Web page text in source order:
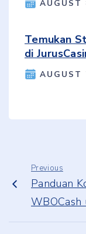
AUGUST
Temukan
di
AUGUST
Previous
Panduan
WBOCash